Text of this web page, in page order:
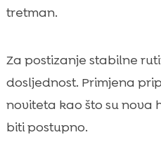
tretman.
Za postizanje stabilne
dosljednost. Primjena
noviteta kao što su nova
biti postupno.